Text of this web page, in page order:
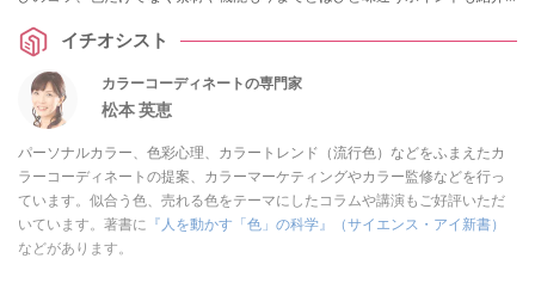
イチオシスト
カラーコーディネートの専門家
松本 英恵
パーソナルカラー、色彩心理、カラートレンド（流行色）などをふまえたカ
ラーコーディネートの提案、カラーマーケティングやカラー監修などを行っ
ています。似合う色、売れる色をテーマにしたコラムや講演もご好評いただ
いています。著書に 『人を動かす「色」の科学』（サイエンス・アイ新書）
などがあります。